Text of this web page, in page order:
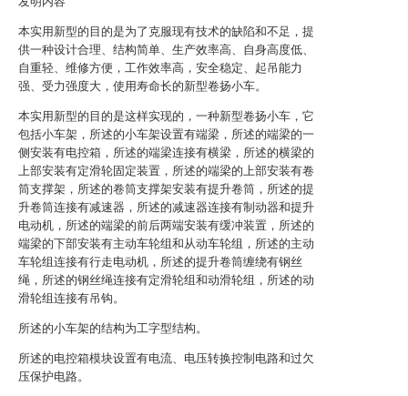
本实用新型的目的是为了克服现有技术的缺陷和不足，提
供一种设计合理、结构简单、生产效率高、自身高度低、
自重轻、维修方便，工作效率高，安全稳定、起吊能力
强、受力强度大，使用寿命长的新型卷扬小车。
本实用新型的目的是这样实现的，一种新型卷扬小车，它
包括小车架，所述的小车架设置有端梁，所述的端梁的一
侧安装有电控箱，所述的端梁连接有横梁，所述的横梁的
上部安装有定滑轮固定装置，所述的端梁的上部安装有卷
筒支撑架，所述的卷筒支撑架安装有提升卷筒，所述的提
升卷筒连接有减速器，所述的减速器连接有制动器和提升
电动机，所述的端梁的前后两端安装有缓冲装置，所述的
端梁的下部安装有主动车轮组和从动车轮组，所述的主动
车轮组连接有行走电动机，所述的提升卷筒缠绕有钢丝
绳，所述的钢丝绳连接有定滑轮组和动滑轮组，所述的动
滑轮组连接有吊钩。
所述的小车架的结构为工字型结构。
所述的电控箱模块设置有电流、电压转换控制电路和过欠
压保护电路。